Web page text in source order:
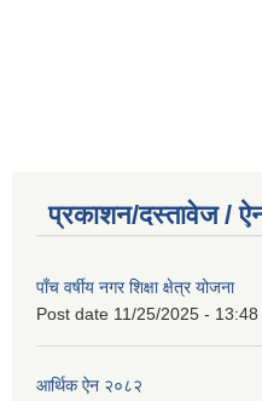
प्रकाशन/दस्तावेज /
पाँच वर्षीय नगर शिक्षा क्षेत्र योजना
Post date 11/25/2025 - 13:48
आर्थिक ऐन २०८२